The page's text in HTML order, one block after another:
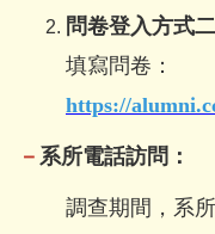
問卷登入方式二
填寫問卷：
https://
－ 系所電話訪問：
調查期間，系